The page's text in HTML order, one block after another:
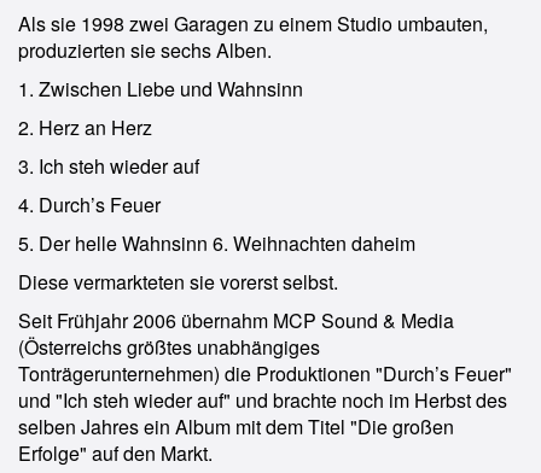
Als sie 1998 zwei Garagen zu einem Studio umbauten,
produzierten sie sechs Alben.
1. Zwischen Liebe und Wahnsinn
2. Herz an Herz
3. Ich steh wieder auf
4. Durch’s Feuer
5. Der helle Wahnsinn 6. Weihnachten daheim
Diese vermarkteten sie vorerst selbst.
Seit Frühjahr 2006 übernahm MCP Sound & Media
(Österreichs größtes unabhängiges
Tonträgerunternehmen) die Produktionen "Durch’s Feuer"
und "Ich steh wieder auf" und brachte noch im Herbst des
selben Jahres ein Album mit dem Titel "Die großen
Erfolge" auf den Markt.